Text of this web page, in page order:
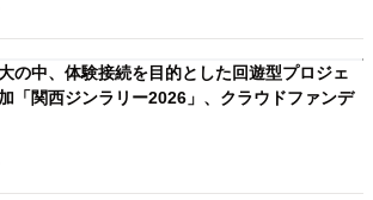
の中、体験接続を目的とした回遊型プロジェ
「関西ジンラリー2026」、クラウドファンデ